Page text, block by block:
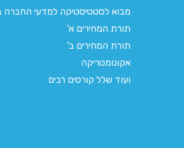
מבוא לסטטיסטיקה למדעי החברה
תורת המחירים א'
תורת המחירים ב'
אקונומטריקה
ועוד שלל קורסים רבים